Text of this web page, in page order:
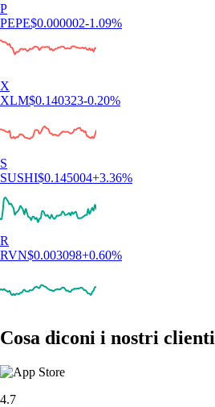
P
PEPE$0.000002-1.09%
X
XLM$0.140323-0.20%
S
SUSHI$0.145004+3.36%
R
RVN$0.003098+0.60%
Cosa diconi i nostri clienti
4.7